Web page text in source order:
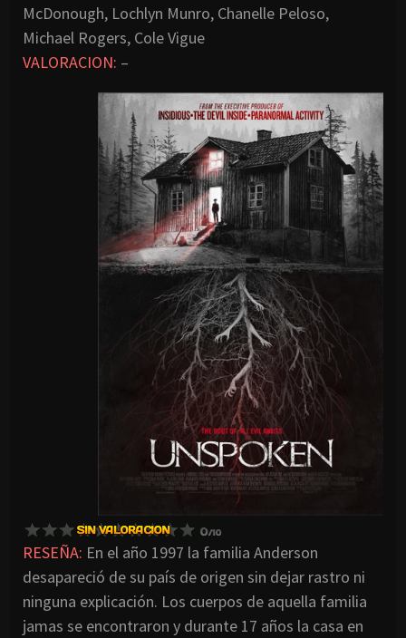
McDonough, Lochlyn Munro, Chanelle Peloso,
Michael Rogers, Cole Vigue
VALORACION: –
RESEÑA: En el año 1997 la familia Anderson
desapareció de su país de origen sin dejar rastro ni
ninguna explicación. Los cuerpos de aquella familia
jamas se encontraron y durante 17 años la casa en